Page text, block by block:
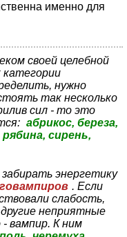
именно для
своей целебной
категории
нужно
так несколько
сил - то это
абрикос, береза,
сирень,
энергетику
. Если
слабость,
неприятные
вампир. К ним